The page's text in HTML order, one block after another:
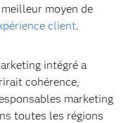
moyen de
client.
intégré a
cohérence,
marketing
toutes les régions